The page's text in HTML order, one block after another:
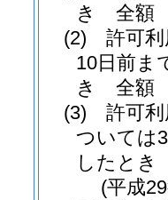
き 全額
(2)
許可
10日前ま
き 全額
(3)
許可
ついては
したと
(平成